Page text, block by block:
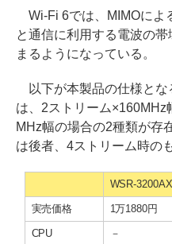
Wi-Fi 6では、MIMOによ
と通信に利用する電波の
まるようになっている。
以下が本製品の仕様とな
は、2ストリーム
MHz幅の場合の2種類が存
は後者、4ストリーム時の
WSR-
実売価格 1万1880円
CPU －